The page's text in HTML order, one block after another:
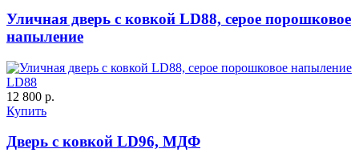
Уличная дверь с ковкой LD88, серое порошковое
напыление
LD88
12 800 р.
Купить
Дверь с ковкой LD96, МДФ